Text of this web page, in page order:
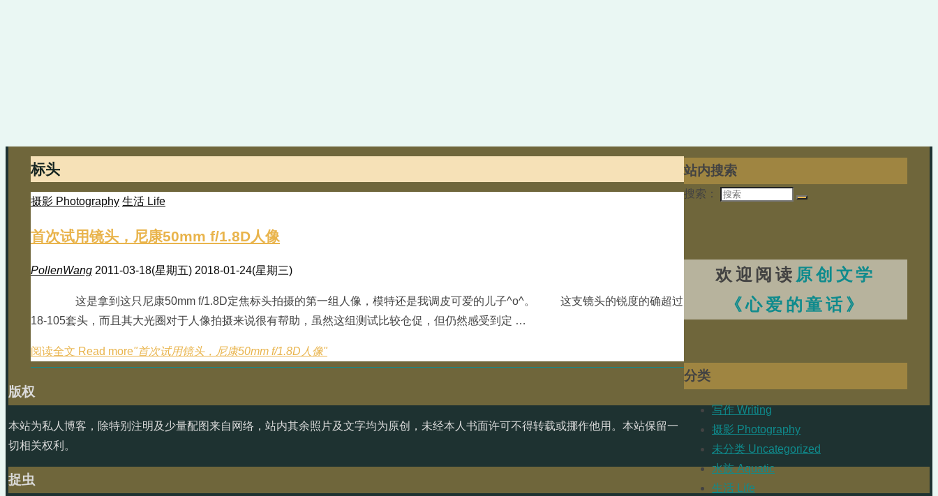
标头
摄影 Photography 生活 Life
首次试用镜头，尼康50mm f/1.8D人像
PollenWang 2011-03-18(星期五) 2018-01-24(星期三)
这是拿到这只尼康50mm f/1.8D定焦标头拍摄的第一组人像，模特还是我调皮可爱的儿子^o^。 这支镜头的锐度的确超过
18-105套头，而且其大光圈对于人像拍摄来说很有帮助，虽然这组测试比较仓促，但仍然感受到定 …
阅读全文 Read more"首次试用镜头，尼康50mm f/1.8D人像"
站内搜索
搜索：
欢迎阅读 原创文学
《心爱的童话》
分类
写作 Writing
摄影 Photography
未分类 Uncategorized
水族 Aquatic
生活 Life
版权
本站为私人博客，除特别注明及少量配图来自网络，站内其余照片及文字均为原创，未经本人书面许可不得转载或挪作他用。本站保留一
切相关权利。
捉虫